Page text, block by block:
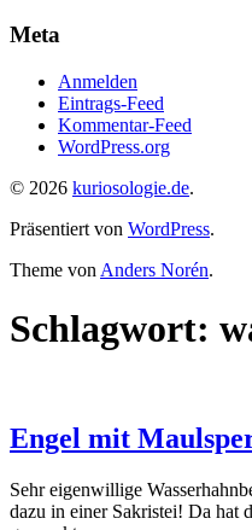
Meta
Anmelden
Eintrags-Feed
Kommentar-Feed
WordPress.org
© 2026 kuriosologie.de.
Präsentiert von WordPress.
Theme von Anders Norén.
Schlagwort:
Engel mit
Sehr eigenwillige
dazu in einer Sakristei! Da hat